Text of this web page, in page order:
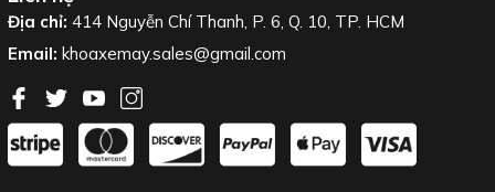
Địa chỉ: 414 Nguyễn Chí Thanh, P. 6, Q. 10, TP. HCM
Email: khoaxemay.sales@gmail.com